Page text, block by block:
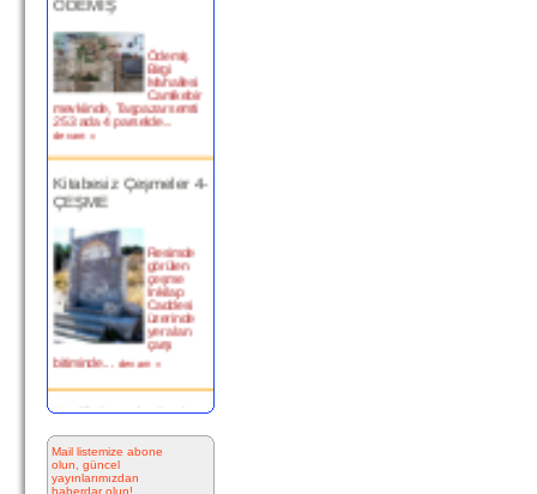
Birgi
Mahallesi
Camikebir
mevkiinde, Taşpazar semti
253 ada 4 parselde...
devam »
Kitabesiz Çeşmeler 4-
ÇEŞME
görülen
çeşme
İnkilap
Caddesi
üzerinde
yer alan
çarşı
bitiminde... devam »
Marifi Dergahı Şeyh
Yusuf Efendi
Çeşmesi-ÇEŞME
Mail listemize abone
olun, güncel
yayınlarımızdan
haberdar olun!